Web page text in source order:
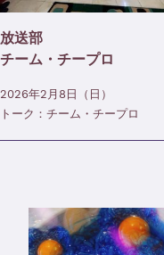
放送部
チーム・チープロ
2026年2月8日（日）
トーク：チーム・チープロ